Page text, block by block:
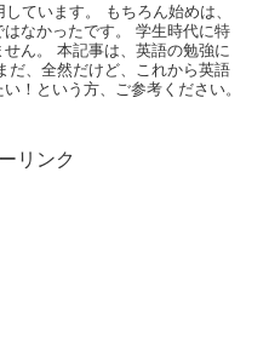
ています。 もちろん始めは、
なかったです。 学生時代に特
ん。 本記事は、英語の勉強に
だ、全然だけど、これから英語
！という方、ご参考ください。
リンク